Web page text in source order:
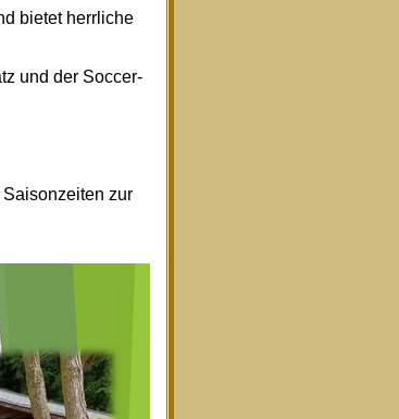
bietet herrliche
und der Soccer-
zur